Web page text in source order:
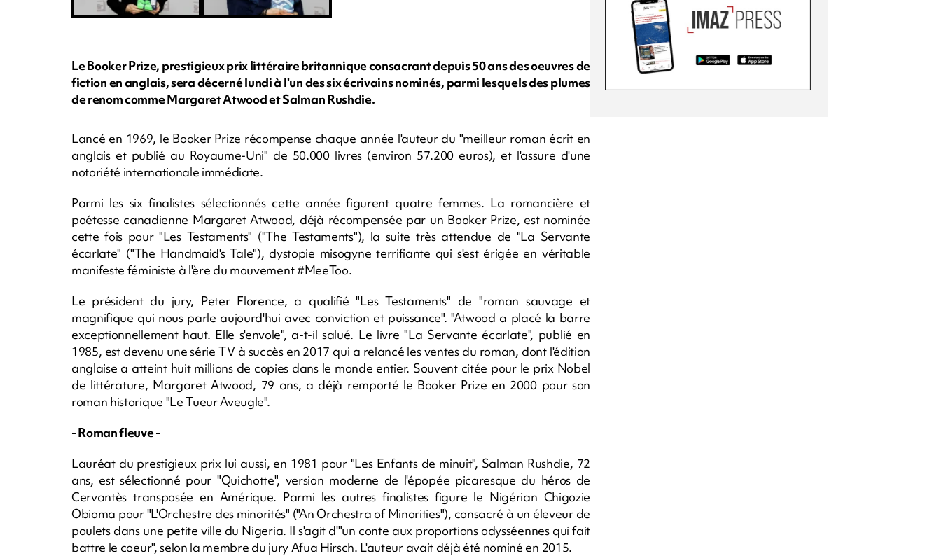
Le Booker Prize, prestigieux prix littéraire britannique consacrant depuis 50 ans des oeuvres de
fiction en anglais, sera décerné lundi à l'un des six écrivains nominés, parmi lesquels des plumes
de renom comme Margaret Atwood et Salman Rushdie.
Lancé en 1969, le Booker Prize récompense chaque année l'auteur du "meilleur roman écrit en
anglais et publié au Royaume-Uni" de 50.000 livres (environ 57.200 euros), et l'assure d'une
notoriété internationale immédiate.
Parmi les six finalistes sélectionnés cette année figurent quatre femmes. La romancière et
poétesse canadienne Margaret Atwood, déjà récompensée par un Booker Prize, est nominée
cette fois pour "Les Testaments" ("The Testaments"), la suite très attendue de "La Servante
écarlate" ("The Handmaid's Tale"), dystopie misogyne terrifiante qui s'est érigée en véritable
manifeste féministe à l'ère du mouvement #MeeToo.
Le président du jury, Peter Florence, a qualifié "Les Testaments" de "roman sauvage et
magnifique qui nous parle aujourd'hui avec conviction et puissance". "Atwood a placé la barre
exceptionnellement haut. Elle s'envole", a-t-il salué. Le livre "La Servante écarlate", publié en
1985, est devenu une série TV à succès en 2017 qui a relancé les ventes du roman, dont l'édition
anglaise a atteint huit millions de copies dans le monde entier. Souvent citée pour le prix Nobel
de littérature, Margaret Atwood, 79 ans, a déjà remporté le Booker Prize en 2000 pour son
roman historique "Le Tueur Aveugle".
- Roman fleuve -
Lauréat du prestigieux prix lui aussi, en 1981 pour "Les Enfants de minuit", Salman Rushdie, 72
ans, est sélectionné pour "Quichotte", version moderne de l'épopée picaresque du héros de
Cervantès transposée en Amérique. Parmi les autres finalistes figure le Nigérian Chigozie
Obioma pour "L'Orchestre des minorités" ("An Orchestra of Minorities"), consacré à un éleveur de
poulets dans une petite ville du Nigeria. Il s'agit d'"un conte aux proportions odysséennes qui fait
battre le coeur", selon la membre du jury Afua Hirsch. L'auteur avait déjà été nominé en 2015.